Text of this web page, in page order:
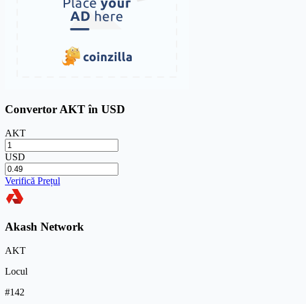
Convertor AKT în USD
AKT
USD
Verifică Prețul
Akash Network
AKT
Locul
#142